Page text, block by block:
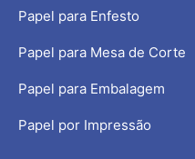
Papel para Enfesto
Papel para Mesa de Corte
Papel para Embalagem
Papel por Impressão